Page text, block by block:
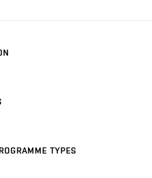
TYPES